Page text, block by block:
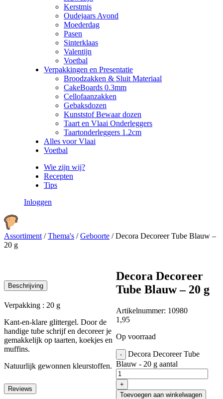
Kerstmis
Oudejaars Avond
Moederdag
Pasen
Sinterklaas
Valentijn
Voetbal
Verpakkingen en Presentatie
Broodzakken & Sluit Materiaal
CakeBoards 0.3mm
Cellofaanzakken
Gebaksdozen
Kunststof Bewaar dozen
Taart en Vlaai Onderleggers
Taartonderleggers 1.2cm
Alles voor Vlaai
Voetbal
Wie zijn wij?
Recepten
Tips
Inloggen
Assortiment /Thema's /Geboorte /Decora Decoreer Tube Blauw –
20 g
Decora Decoreer
Tube Blauw – 20 g
Artikelnummer: 10980
1,95
Op voorraad
-
Decora Decoreer Tube
Blauw - 20 g aantal
+
Toevoegen aan winkelwagen
Beschrijving
Verpakking : 20 g
Kant-en-klare glittergel. Door de
handige tube schrijf en decoreer je
gemakkelijk op taarten, koekjes en
muffins.
Natuurlijk gewonnen kleurstoffen.
Reviews